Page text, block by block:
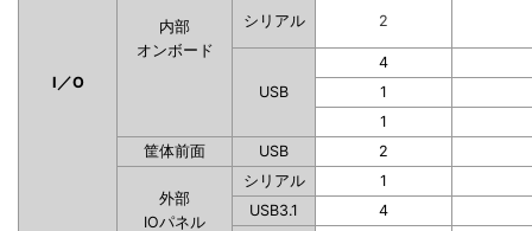
I／O
内部
オンボード
シリアル 2
USB
4
1
1
筐体前面
USB 2
外部
IOパネル
シリアル
1
USB3.1
4